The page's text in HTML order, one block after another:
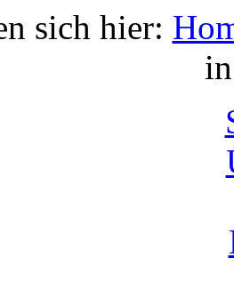
sich hier: